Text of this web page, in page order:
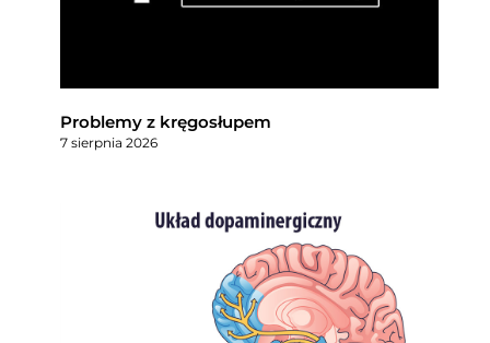
Problemy z kręgosłupem
7 sierpnia 2026